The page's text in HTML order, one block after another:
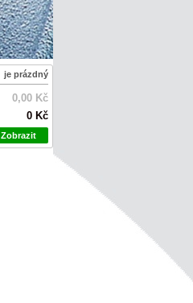
je prázdný
0,00 Kč
0 Kč
Zobrazit